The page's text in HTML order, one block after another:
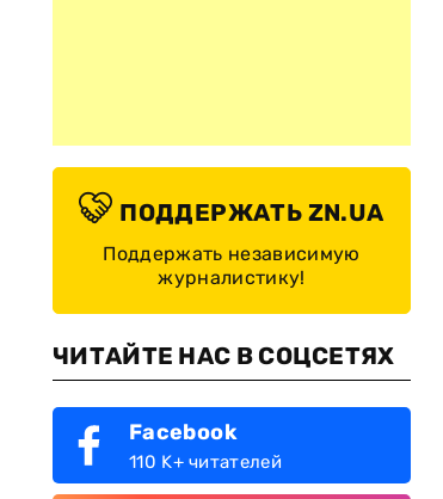
ПОДДЕРЖАТЬ ZN.UA
Поддержать независимую
журналистику!
ЧИТАЙТЕ НАС В СОЦСЕТЯХ
Facebook
110 K+ читателей